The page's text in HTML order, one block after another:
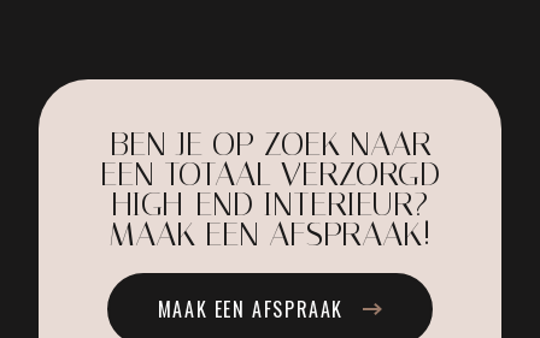
BEN JE OP ZOEK NAAR
EEN TOTAAL VERZORGD
HIGH-END INTERIEUR?
MAAK EEN AFSPRAAK!
MAAK EEN AFSPRAAK